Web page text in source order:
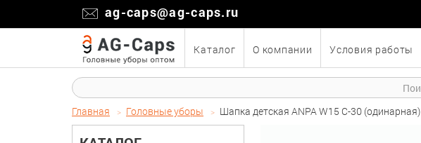
ag-caps@ag-caps.ru
Каталог О компании Условия работы
Главная Головные уборы Шапка детская ANPA W15 C-30 (одинарная)